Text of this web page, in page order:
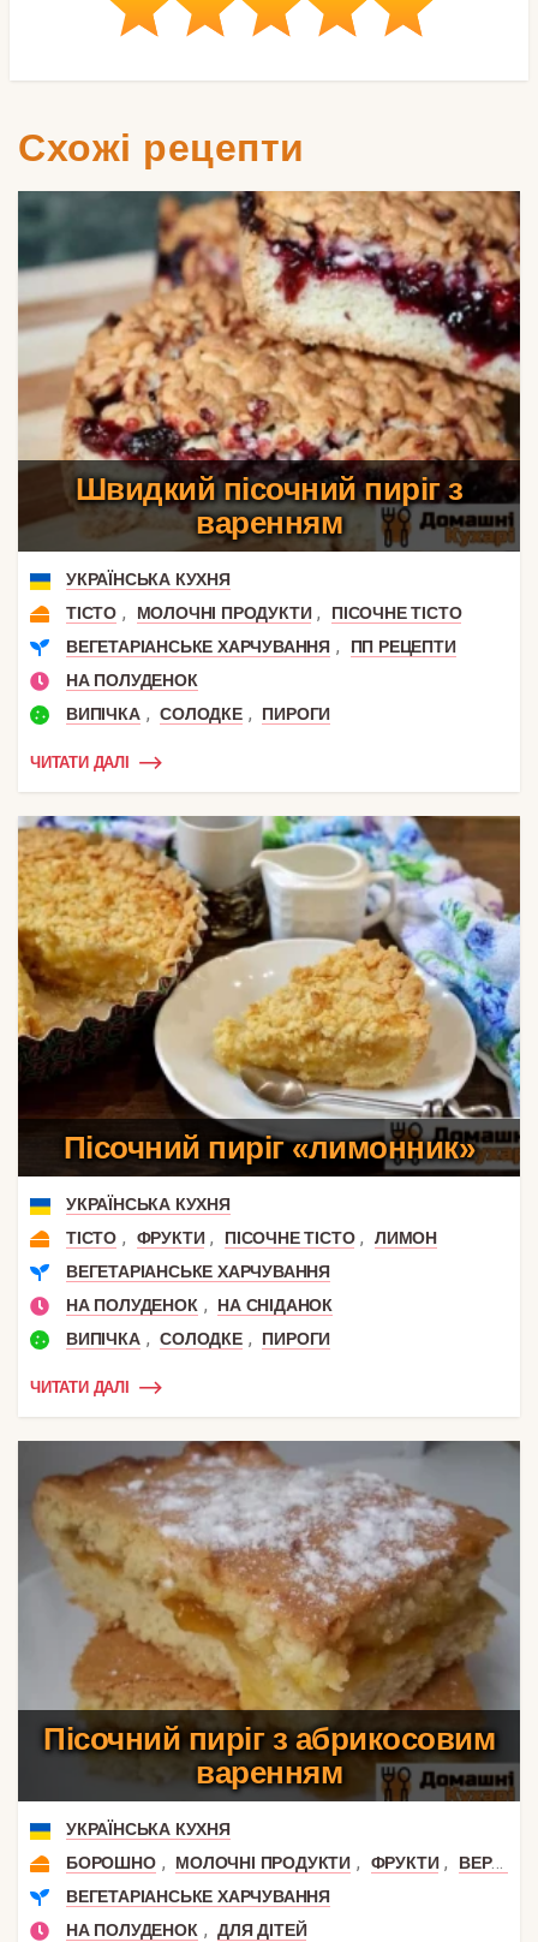
Схожі рецепти
Швидкий пісочний пиріг з
варенням
УКРАЇНСЬКА КУХНЯ
ТІСТО , МОЛОЧНІ ПРОДУКТИ ,
ПІСОЧНЕ ТІСТО
ВЕГЕТАРІАНСЬКЕ ХАРЧУВАННЯ ,
ПП РЕЦЕПТИ
НА ПОЛУДЕНОК
ВИПІЧКА , СОЛОДКЕ , ПИРОГИ
ЧИТАТИ ДАЛІ
Пісочний пиріг «лимонник»
УКРАЇНСЬКА КУХНЯ
ТІСТО , ФРУКТИ , ПІСОЧНЕ ТІСТО ,
ЛИМОН
ВЕГЕТАРІАНСЬКЕ ХАРЧУВАННЯ
НА ПОЛУДЕНОК ,
НА СНІДАНОК
ВИПІЧКА , СОЛОДКЕ , ПИРОГИ
ЧИТАТИ ДАЛІ
Пісочний пиріг з абрикосовим
варенням
УКРАЇНСЬКА КУХНЯ
БОРОШНО , МОЛОЧНІ ПРОДУКТИ , ФРУКТИ ,
ВЕРШКОВЕ МАСЛО
ВЕГЕТАРІАНСЬКЕ ХАРЧУВАННЯ
НА ПОЛУДЕНОК , ДЛЯ ДІТЕЙ